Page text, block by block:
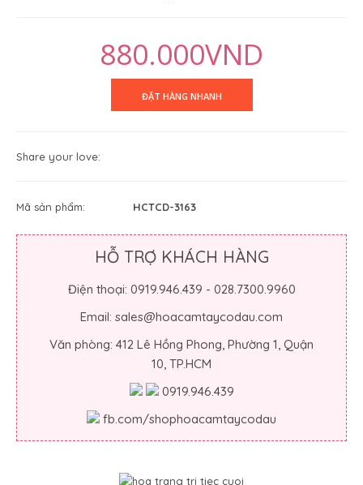
880.000VND
Share your love:
Mã sản phẩm: HCTCD-3163
HỖ TRỢ KHÁCH HÀNG
Điện thoại: 0919.946.439 - 028.7300.9960
Email: sales@hoacamtaycodau.com
Văn phòng: 412 Lê Hồng Phong, Phường 1, Quận
10, TP.HCM
0919.946.439
fb.com/shophoacamtaycodau